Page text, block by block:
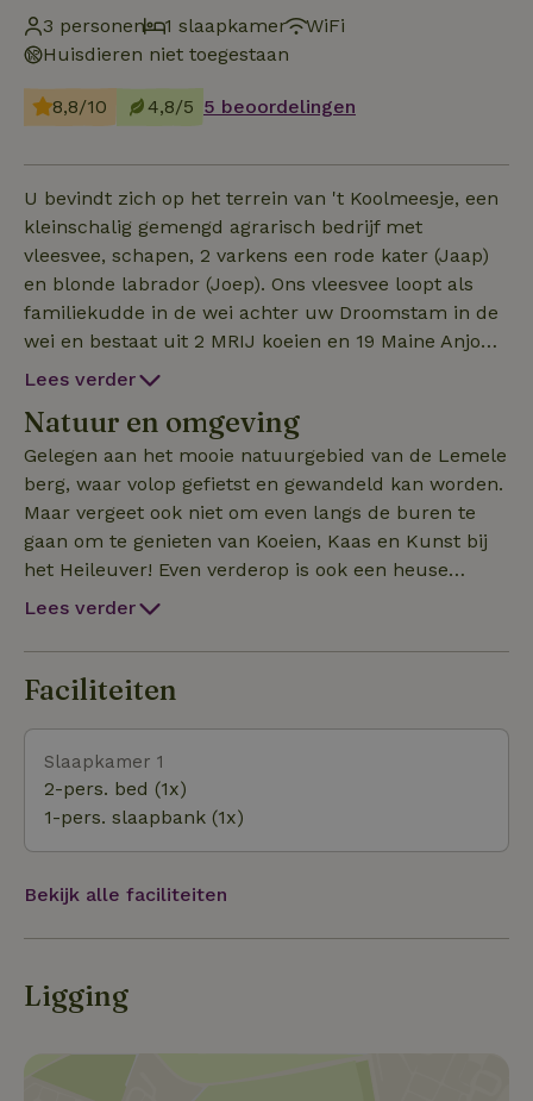
3 personen
1 slaapkamer
WiFi
Huisdieren niet toegestaan
8,8/10 4,8/5 5 beoordelingen
U bevindt zich op het terrein van 't Koolmeesje, een
kleinschalig gemengd agrarisch bedrijf met
vleesvee, schapen, 2 varkens een rode kater (Jaap)
en blonde labrador (Joep). Ons vleesvee loopt als
familiekudde in de wei achter uw Droomstam in de
wei en bestaat uit 2 MRIJ koeien en 19 Maine Anjou
koeien. De schapen kudde bestaat uit 10 ooien en 1
februari worden de lammetjes geboren. De
Droomstam is gelegen tussen de weilanden met het
uitzicht op de Lemele berg. De Droomstam is
voorzien van alle gemakken zoals combimagnetron,
vaatwasser, regendouche enz. De Droomstam is
gebouwd door Circo lodge en is gebouwd met
hernieuwbare en circulaire materialen en voelt door
deken om je heen. (quote van een gast Het bed is
voor u opgemaakt, de handdoeken liggen klaar
vaatwasser (incl ecotabletten) aanwezig. ook een
Nespresso, cupjes en thee, enz. zijn aanwezig
Lees verder
Natuur en omgeving
Gelegen aan het mooie natuurgebied van de Lemele
berg, waar volop gefietst en gewandeld kan worden.
Maar vergeet ook niet om even langs de buren te
gaan om te genieten van Koeien, Kaas en Kunst bij
het Heileuver! Even verderop is ook een heuse
wijngaard, met overheerlijke wijn. Het vechtdal met
vecht liggen is zeker een bezoekje waard!
Lees verder
Faciliteiten
Slaapkamer 1
2-pers. bed (1x)
1-pers. slaapbank (1x)
Bekijk alle faciliteiten
Ligging